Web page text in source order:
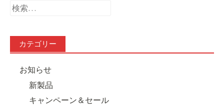
検
カテゴリー
お知らせ
新製品
キャンペーン＆セール